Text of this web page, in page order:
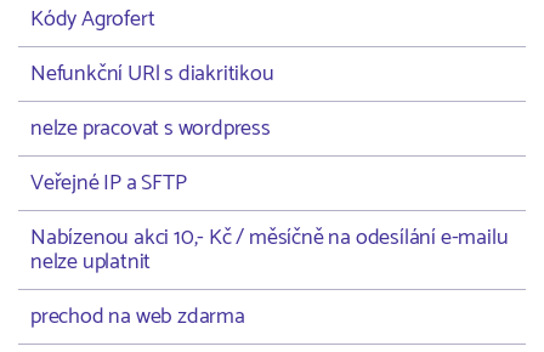
Kódy Agrofert
Nefunkční URl s diakritikou
nelze pracovat s wordpress
Veřejné IP a SFTP
Nabízenou akci 10,- Kč / měsíčně na odesílání e-mailu
nelze uplatnit
prechod na web zdarma